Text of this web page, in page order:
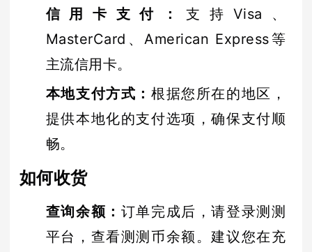
信用卡支付
：支持Visa、
MasterCard、American Express等
主流信用卡。
本地支付方式 ： 根据您所在的地区，
提供本地化的支付选项，确保支付顺
畅。
如何收货
查询余额 ： 订单完成后，请登录测测
平台，查看测测币余额。建议您在充